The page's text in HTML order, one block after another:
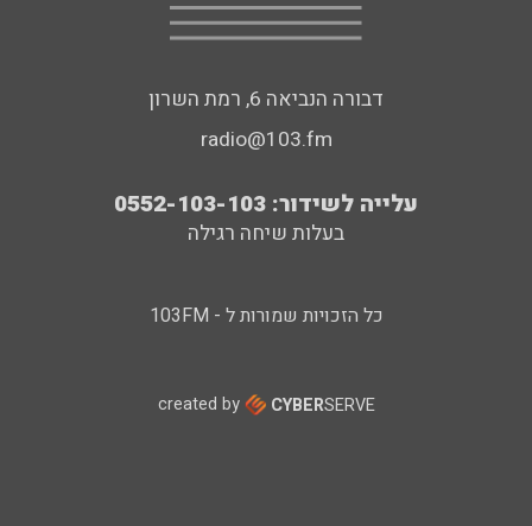
דבורה הנביאה 6, רמת השרון
radio@103.fm
עלייה לשידור: 0552-103-103
בעלות שיחה רגילה
כל הזכויות שמורות ל - 103FM
created by CYBERSERVE